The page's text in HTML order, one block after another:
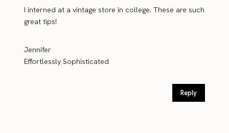
I interned at a vintage store in college. These are such
great tips!
Jennifer
Effortlessly Sophisticated
Reply